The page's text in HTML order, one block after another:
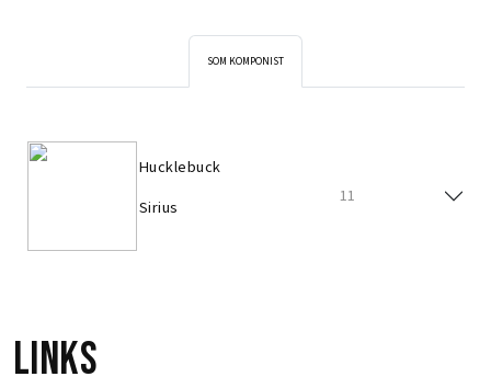
SOM KOMPONIST
Hucklebuck
Sirius
11
Links